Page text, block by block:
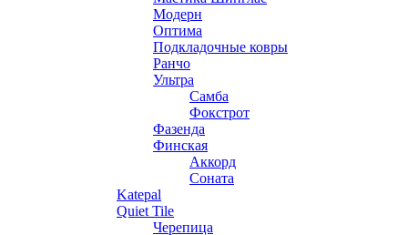
Модерн
Оптима
Подкладочные ковры
Ранчо
Ультра
Самба
Фокстрот
Фазенда
Финская
Аккорд
Соната
Katepal
Quiet Tile
Черепица